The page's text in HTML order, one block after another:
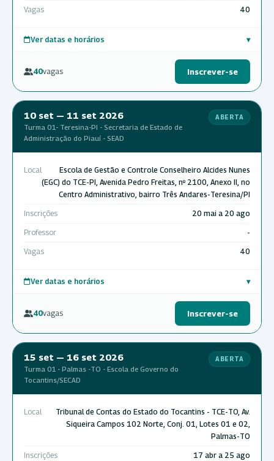
Vagas 40
Ver datas e horários ▾
40vagas Inscrever-se
10 set — 11 set 2026
Turma 01- Teresina-PI - Secretaria de Estado de
Administração do Piauí - SEAD
ABERTA
Local
Escola de Gestão e Controle Conselheiro Alcides Nunes
(EGC) do TCE-PI, Avenida Pedro Freitas, nº 2100, Anexo II, no
Centro Administrativo, bairro Três Andares-Teresina/PI
Inscrições 20 mai a 20 ago
Professor -
Vagas 40
Ver datas e horários ▾
40vagas Inscrever-se
15 set — 16 set 2026
Turma 01 - Palmas -TO - Escola de Governo do
Tocantins/SECAD
ABERTA
Local
Tribunal de Contas do Estado do Tocantins - TCE-TO, Av.
Siqueira Campos 102 Norte, Conj. 01, Lotes 01 e 02,
Palmas-TO
Inscrições 17 abr a 25 ago